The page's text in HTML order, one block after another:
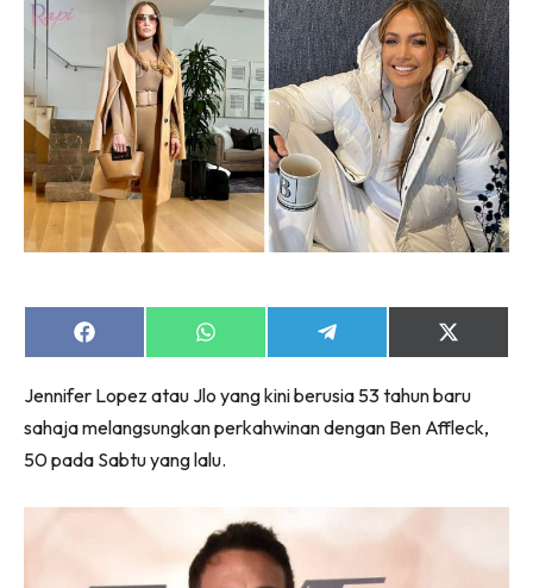
Glow Up Rapi
Hub Ideaktiv
Dapatkan cerita, perkongsian dan info menarik. Free
Dengan ini saya bersetuju dengan Terma Penggunaandan
Polisi Privasi
Langgan Sekarang
Share
on
Share
on
Share
on
Share
on
(Twitter)
Jennifer Lopez atau Jlo yang kini berusia 53 tahun baru
sahaja melangsungkan perkahwinan dengan Ben Affleck,
50 pada Sabtu yang lalu.